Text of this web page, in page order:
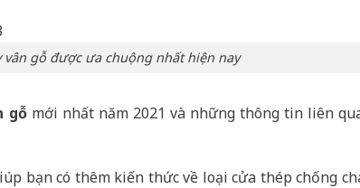
vân gỗ được ưa chuộng nhất hiện nay
gỗmới nhất năm 2021 và những thông tin liên
bạn có thêm kiến thức về loại cửa thép chống